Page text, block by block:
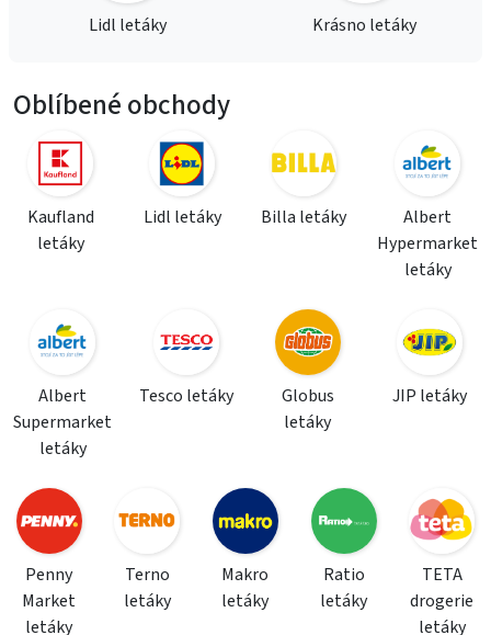
Lidl letáky Krásno letáky
Oblíbené obchody
Kaufland
letáky
Lidl letáky Billa letáky
Albert
Hypermarket
letáky
Albert
Supermarket
letáky
Tesco letáky
Globus
letáky
JIP letáky
Penny
Market
letáky
Terno
letáky
Makro
letáky
Ratio
letáky
TETA
drogerie
letáky